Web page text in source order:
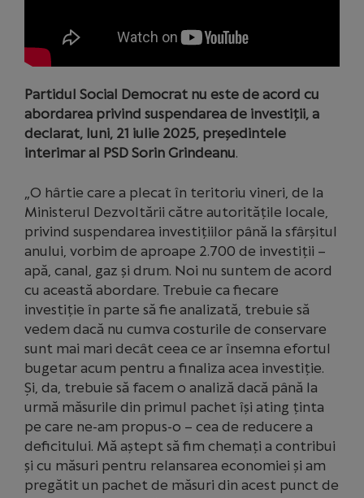
Partidul Social Democrat nu este de acord cu
abordarea privind suspendarea de investiții, a
declarat, luni, 21 iulie 2025, președintele
interimar al PSD Sorin Grindeanu.
„O hârtie care a plecat în teritoriu vineri, de la
Ministerul Dezvoltării către autoritățile locale,
privind suspendarea investițiilor până la sfârșitul
anului, vorbim de aproape 2.700 de investiții –
apă, canal, gaz și drum. Noi nu suntem de acord
cu această abordare. Trebuie ca fiecare
investiție în parte să fie analizată, trebuie să
vedem dacă nu cumva costurile de conservare
sunt mai mari decât ceea ce ar însemna efortul
bugetar acum pentru a finaliza acea investiție.
Și, da, trebuie să facem o analiză dacă până la
urmă măsurile din primul pachet își ating ținta
pe care ne-am propus-o – cea de reducere a
deficitului. Mă aștept să fim chemați a contribui
și cu măsuri pentru relansarea economiei și am
pregătit un pachet de măsuri din acest punct de